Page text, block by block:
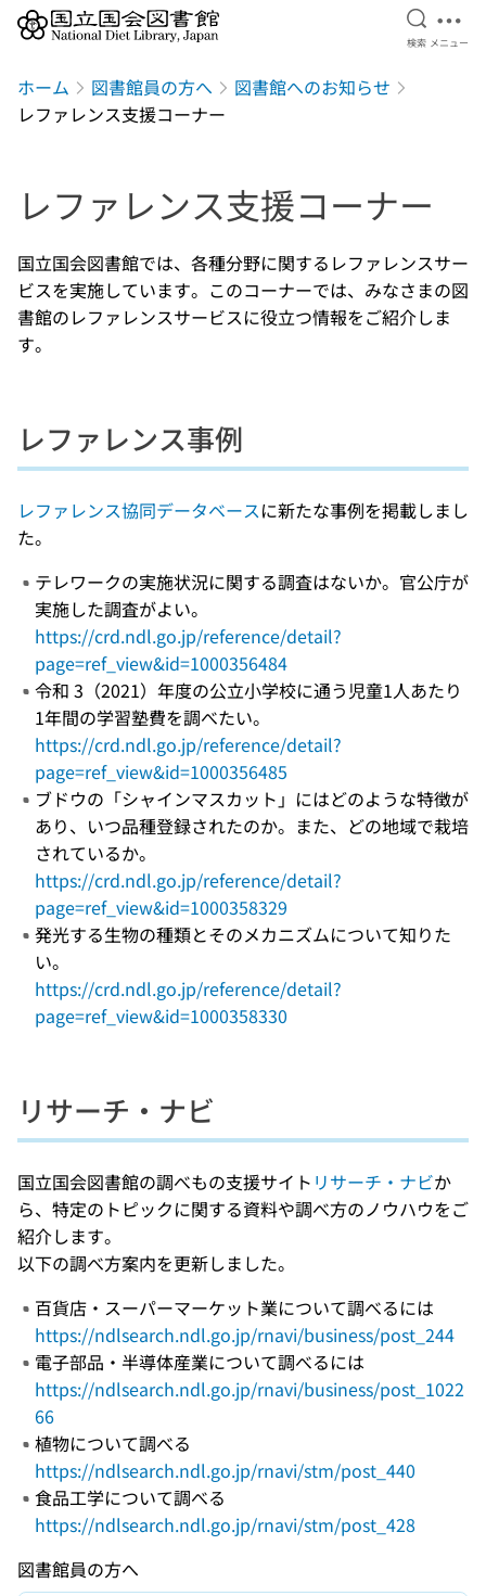
検索を
検索 メ
メニュー
ホーム 図書館員の方へ
図書館へのお知らせ
レファレンス支援コーナー
レファレンス支援コーナー
国立国会図書館では、各種分野に関するレファレンスサー
ビスを実施しています。このコーナーでは、みなさまの図
書館のレファレンスサービスに役立つ情報をご紹介しま
す。
レファレンス事例
レファレンス協同データベースに新たな事例を掲載しまし
た。
テレワークの実施状況に関する調査はないか。官公庁が
実施した調査がよい。
https://crd.ndl.go.jp/reference/detail?
page=ref_view&id=1000356484
令和 3（2021）年度の公立小学校に通う児童1人あたり
1年間の学習塾費を調べたい。
https://crd.ndl.go.jp/reference/detail?
page=ref_view&id=1000356485
ブドウの「シャインマスカット」にはどのような特徴が
あり、いつ品種登録されたのか。また、どの地域で栽培
されているか。
https://crd.ndl.go.jp/reference/detail?
page=ref_view&id=1000358329
発光する生物の種類とそのメカニズムについて知りた
い。
https://crd.ndl.go.jp/reference/detail?
page=ref_view&id=1000358330
リサーチ・ナビ
国立国会図書館の調べもの支援サイト リサーチ・ナビか
ら、特定のトピックに関する資料や調べ方のノウハウをご
紹介します。
以下の調べ方案内を更新しました。
百貨店・スーパーマーケット業について調べるには
https://ndlsearch.ndl.go.jp/rnavi/business/post_244
電子部品・半導体産業について調べるには
https://ndlsearch.ndl.go.jp/rnavi/business/post_1022
66
植物について調べる
https://ndlsearch.ndl.go.jp/rnavi/stm/post_440
食品工学について調べる
https://ndlsearch.ndl.go.jp/rnavi/stm/post_428
図書館員の方へ